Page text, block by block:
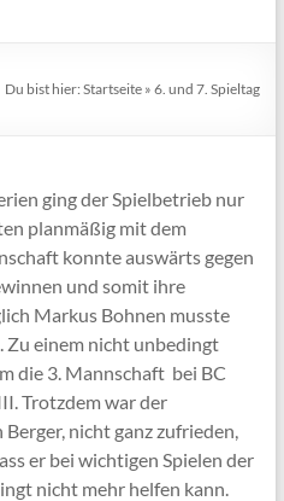
Du bist hier:Startseite »6. und 7. Spieltag
ging der Spielbetrieb nur
planmäßig mit dem
konnte auswärts gegen
und somit ihre
Markus Bohnen musste
Zu einem nicht unbedingt
die 3. Mannschaft bei BC
Trotzdem war der
nicht ganz zufrieden,
er bei wichtigen Spielen der
nicht mehr helfen kann.